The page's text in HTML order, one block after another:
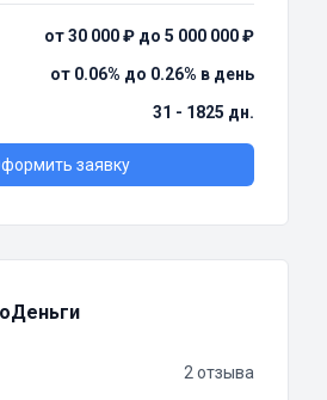
от 30 000 ₽ до 5 000 000 ₽
от 0.06% до 0.26% в день
31 - 1825 дн.
заявку
2 отзыва